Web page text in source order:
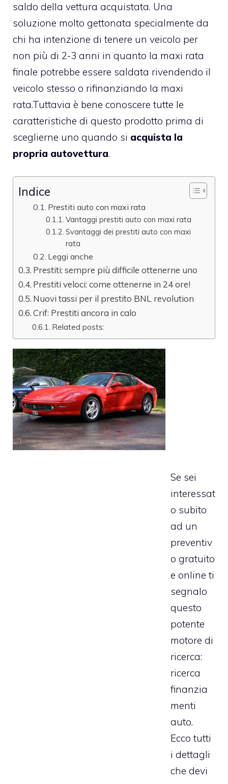
saldo della vettura acquistata. Una
soluzione molto gettonata specialmente da
chi ha intenzione di tenere un veicolo per
non più di 2-3 anni in quanto la maxi rata
finale potrebbe essere saldata rivendendo il
veicolo stesso o rifinanziando la maxi
rata.Tuttavia è bene conoscere tutte le
caratteristiche di questo prodotto prima di
sceglierne uno quando si acquista la
propria autovettura.
Indice
Prestiti auto con maxi rata
Vantaggi prestiti auto con maxi rata
Svantaggi dei prestiti auto con maxi
rata
Leggi anche
Prestiti: sempre più difficile ottenerne uno
Prestiti veloci: come ottenerne in 24 ore!
Nuovi tassi per il prestito BNL revolution
Crif: Prestiti ancora in calo
Related posts:
Se sei
interessat
o subito
ad un
preventiv
o gratuito
e online ti
segnalo
questo
potente
motore di
ricerca:
ricerca
finanzia
menti
auto.
Ecco tutti
i dettagli
che devi